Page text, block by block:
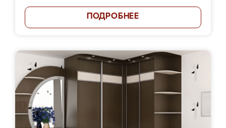
ПОДРОБНЕЕ